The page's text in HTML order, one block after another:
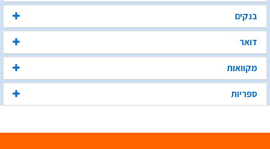
בנקים
דואר
מקוואות
ספריות